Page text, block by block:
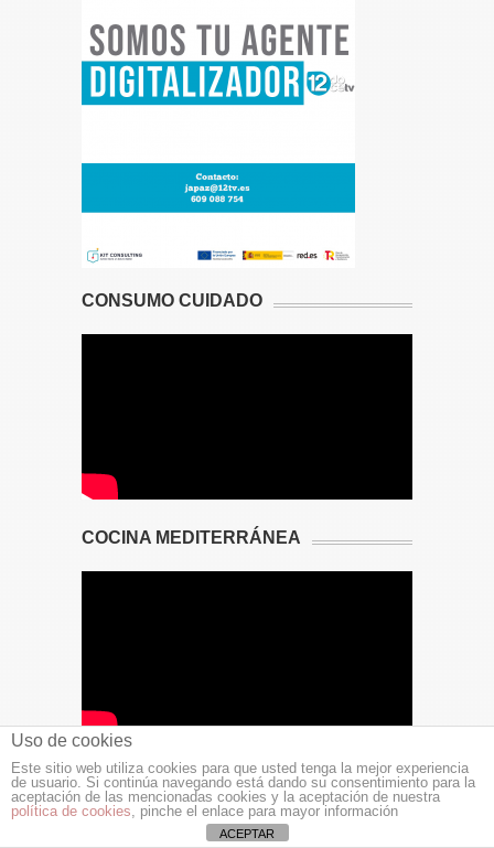
CONSUMO CUIDADO
COCINA MEDITERRÁNEA
Uso de cookies
Este sitio web utiliza cookies para que usted tenga la mejor experiencia
de usuario. Si continúa navegando está dando su consentimiento para la
aceptación de las mencionadas cookies y la aceptación de nuestra
política de cookies, pinche el enlace para mayor información
ACEPTAR